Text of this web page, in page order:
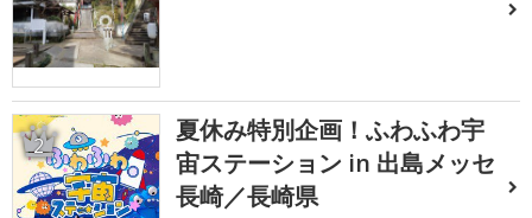
2
夏休み特別企画！ふわふわ宇
宙ステーション in 出島メッセ
長崎／長崎県